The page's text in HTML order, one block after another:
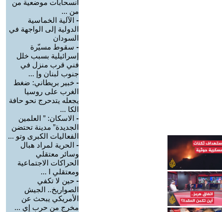
انسحابات موضعية من
من ...
- الآلية الخماسية
الدولية إلى الواجهة في
السودان
- سقوط مسيّرة
إسرائيلية بسبب خلل
فني قرب منزل في
جنوب لبنان وإ ...
- خبير بريطاني: ضغط
الغرب على روسيا
يجعله يتدحرج نحو حافة
الكا ...
- الاسكان: ” العلمين
الجديدة” مدينة تحتضن
الفعاليات الكبرى وتو ...
- الحرية لمراد هبال
وسائر معتقلي
الحراكات الاجتماعية
ومعتقلي ا ...
- حين لا تكفي
الصواريخ.. الجيش
الأمريكي يبحث عن
مخرج من حرب إي ...